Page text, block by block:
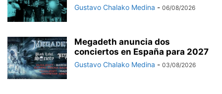
Gustavo Chalako Medina - 06/08/2026
Megadeth anuncia dos
conciertos en España para 2027
Gustavo Chalako Medina - 03/08/2026